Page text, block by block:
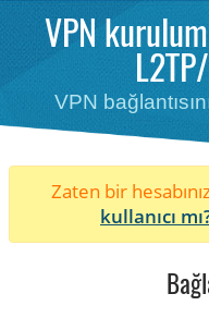
VPN
VPN
Zaten bir
kullanıcı